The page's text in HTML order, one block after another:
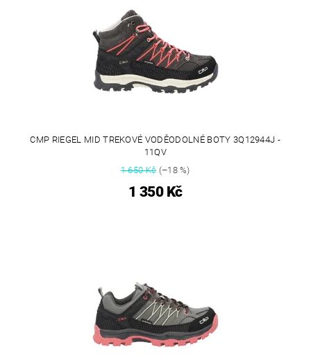
CMP RIEGEL MID TREKOVÉ VODĚODOLNÉ BOTY 3Q12944J -
11QV
1 650 Kč(–18 %)
1 350 Kč